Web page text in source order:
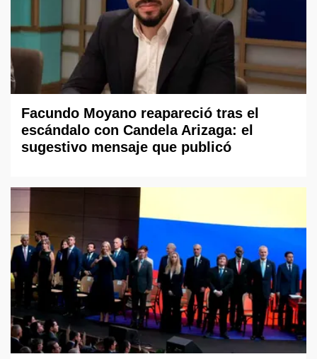
Facundo Moyano reapareció tras el
escándalo con Candela Arizaga: el
sugestivo mensaje que publicó